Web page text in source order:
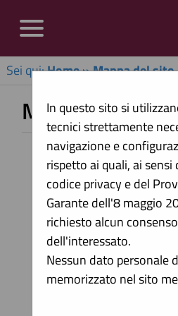
Sei qui:Home»Mappa del sito
In questo sito si
tecnici strettamente
navigazione e
rispetto ai quali, ai
codice privacy e del
Garante dell'8 maggio
richiesto alcun
dell'interessato.
Nessun dato personale
memorizzato nel sito
Mappa sito
Home
Informazioni
Accesso area
Istruzioni e manuali
F.A.Q.
Assistenza operatori